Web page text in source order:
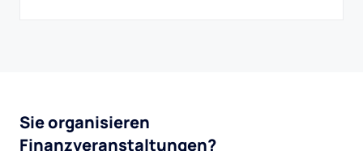
Sie organisieren
Finanzveranstaltungen?